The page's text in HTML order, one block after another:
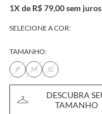
1X de R$ 79,00 sem juros
SELECIONE A COR:
TAMANHO:
P
M G
DESCUBRA
TAMANHO